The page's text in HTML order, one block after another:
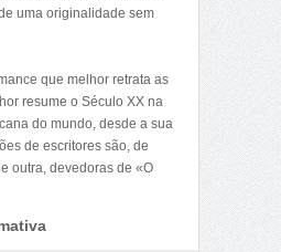
uma originalidade sem
que melhor retrata as
resume o Século XX na
do mundo, desde a sua
de escritores são, de
outra, devedoras de «O